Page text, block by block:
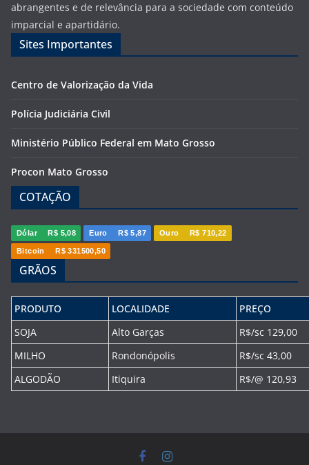
abrangentes e de relevância para a sociedade com conteúdo
imparcial e apartidário.
Sites Importantes
Centro de Valorização da Vida
Polícia Judiciária Civil
Ministério Público Federal em Mato Grosso
Procon Mato Grosso
COTAÇÃO
Dólar R$ 5,08 Euro R$ 5,87 Ouro R$ 710,22
Bitcoin R$ 331500,50
GRÃOS
PRODUTO LOCALIDADE
PREÇO
SOJA
Alto Garças
R$/sc 129,00
MILHO
Rondonópolis
R$/sc 43,00
ALGODÃO
Itiquira R$/@ 120,93